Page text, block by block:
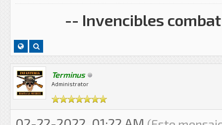
-- Invencibles
Terminus
Administrator